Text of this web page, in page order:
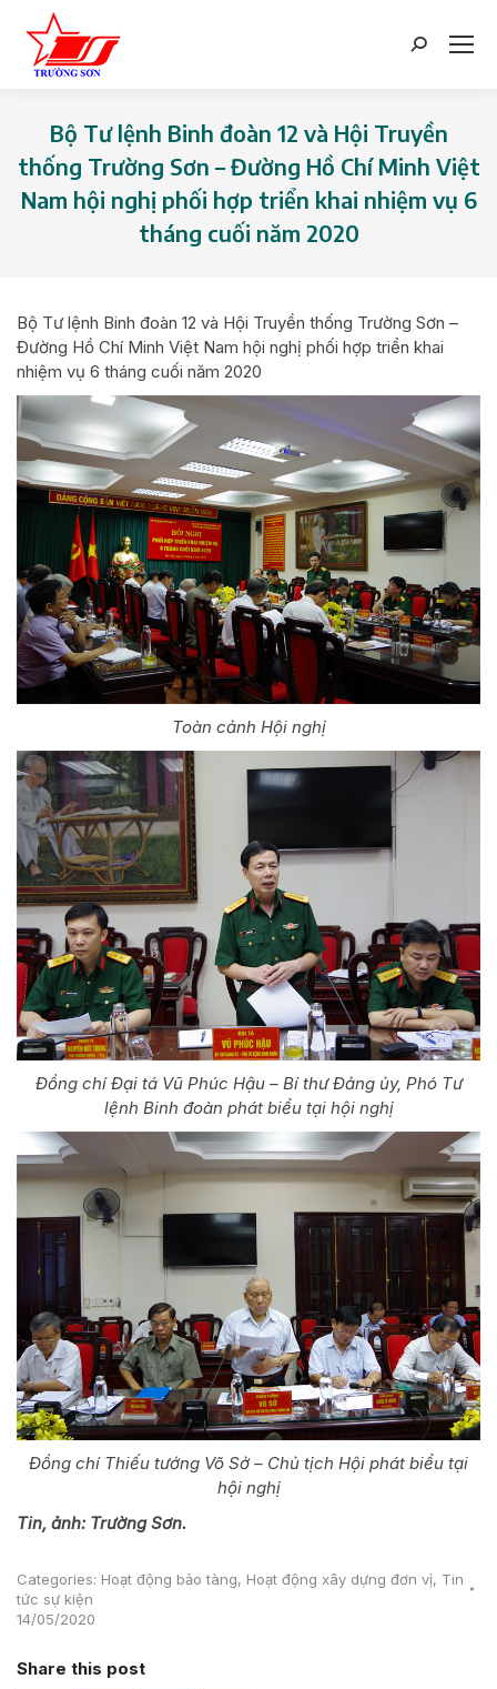
Search:
Bộ Tư lệnh Binh đoàn 12 và Hội Truyền
thống Trường Sơn – Đường Hồ Chí Minh Việt
Nam hội nghị phối hợp triển khai nhiệm vụ 6
tháng cuối năm 2020
Bộ Tư lệnh Binh đoàn 12 và Hội Truyền thống Trường Sơn –
Đường Hồ Chí Minh Việt Nam hội nghị phối hợp triển khai
nhiệm vụ 6 tháng cuối năm 2020
Toàn cảnh Hội nghị
Đồng chí Đại tá Vũ Phúc Hậu – Bí thư Đảng ủy, Phó Tư
lệnh Binh đoàn phát biểu tại hội nghị
Đồng chí Thiếu tướng Võ Sở – Chủ tịch Hội phát biểu tại
hội nghị
Tin, ảnh: Trường Sơn.
Categories: Hoạt động bảo tàng, Hoạt động xây dựng đơn vị, Tin
tức sự kiện
14/05/2020
Share this post